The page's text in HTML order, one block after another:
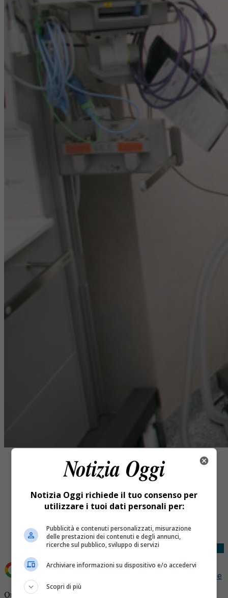
Fonte preferita su Google
Quarona conferisce la cittadinanza onoraria a Pier Luigi
Notizia Oggi richiede il tuo consenso per
utilizzare i tuoi dati personali per:
Pubblicità e contenuti personalizzati, misurazione
delle prestazioni dei contenuti e degli annunci,
ricerche sul pubblico, sviluppo di servizi
Archiviare informazioni su dispositivo e/o accedervi
Scopri di più